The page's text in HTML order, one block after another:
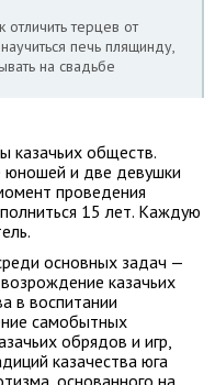
отличить терцев от
печь плящинду,
на свадьбе
казачьих обществ.
юношей и две девушки
проведения
15 лет. Каждую
основных задач —
казачьих
в воспитании
самобытных
обрядов и игр,
казачества юга